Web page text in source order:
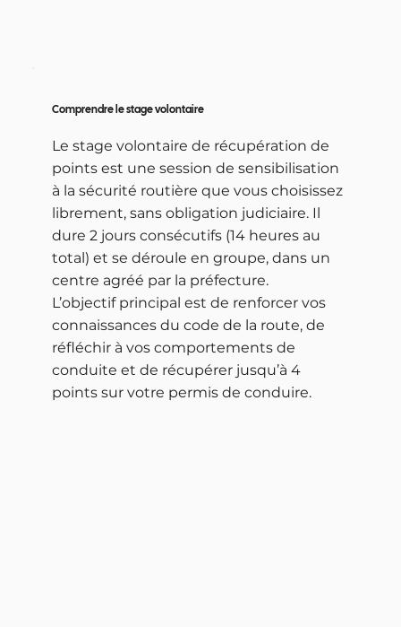
Comprendre le stage volontaire
Le stage volontaire de récupération de
points est une session de sensibilisation
à la sécurité routière que vous choisissez
librement, sans obligation judiciaire. Il
dure 2 jours consécutifs (14 heures au
total) et se déroule en groupe, dans un
centre agréé par la préfecture.
L’objectif principal est de renforcer vos
connaissances du code de la route, de
réfléchir à vos comportements de
conduite et de récupérer jusqu’à 4
points sur votre permis de conduire.